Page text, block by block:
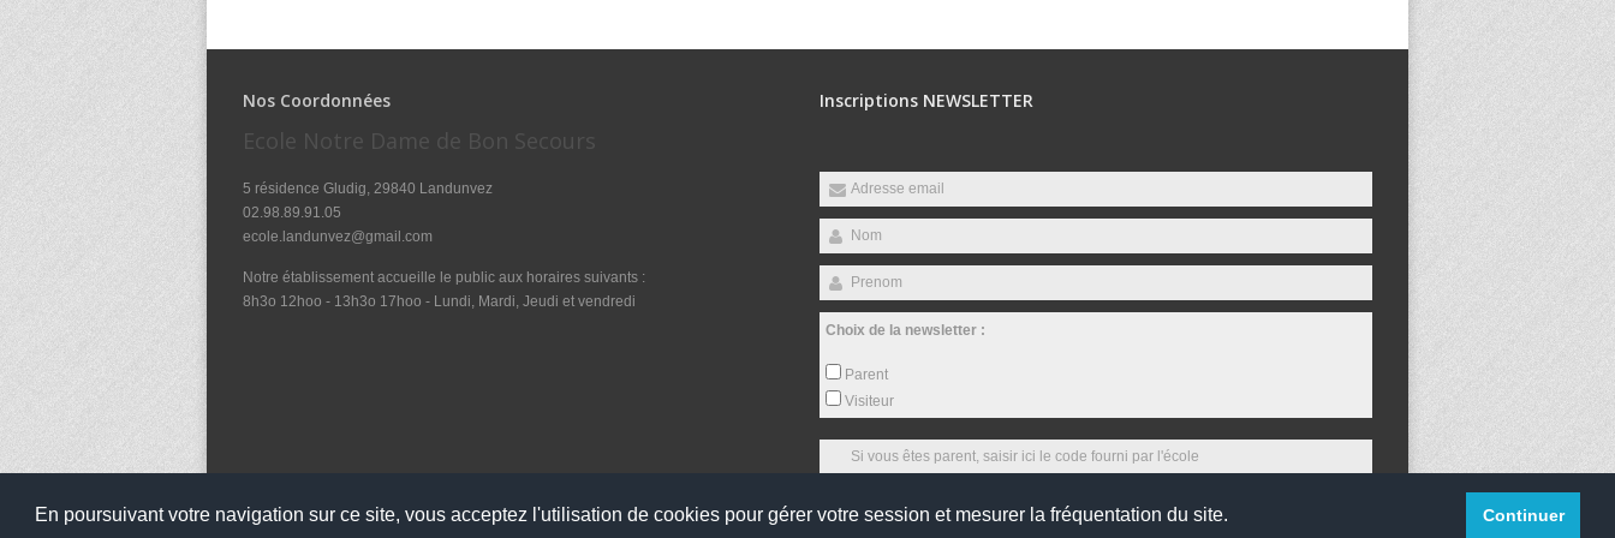
En poursuivant votre navigation sur ce site, vous acceptez l'utilisation de cookies pour gérer votre session et mesurer la fréquentation du site. Continuer
Nos Coordonnées
Ecole Notre Dame de Bon Secours
5 résidence Gludig, 29840 Landunvez
02.98.89.91.05
ecole.landunvez@gmail.com
Notre établissement accueille le public aux horaires suivants :
8h3o 12hoo - 13h3o 17hoo - Lundi, Mardi, Jeudi et vendredi
Inscriptions NEWSLETTER
Choix de la newsletter :
Parent
Visiteur